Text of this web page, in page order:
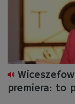
premiera: to